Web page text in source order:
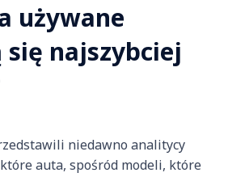
używane
się najszybciej
niedawno analitycy
auta, spośród modeli, które